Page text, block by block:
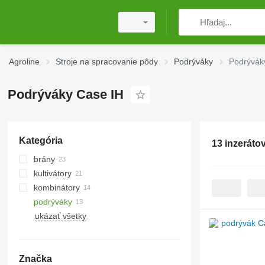
Agroline Stroje na spracovanie pôdy Podrýváky
Podrýváky Case IH
Kategória
brány
diskové brány
kultivátory
kombinátory
podrýváky
sekacie valce
ukázať všetky
Značka
13